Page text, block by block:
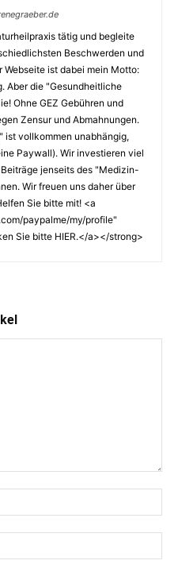
tätig und begleite
Beschwerden und
Webseite ist dabei mein Motto:
Aber die "Gesundheitliche
Ohne GEZ Gebühren und
Zensur und Abmahnungen.
ist vollkommen unabhängig,
Paywall). Wir investieren viel
jenseits des "Medizin-
Wir freuen uns daher über
Sie bitte mit! <a
paypalme/my/profile"
Sie bitte HIER.</a></strong>